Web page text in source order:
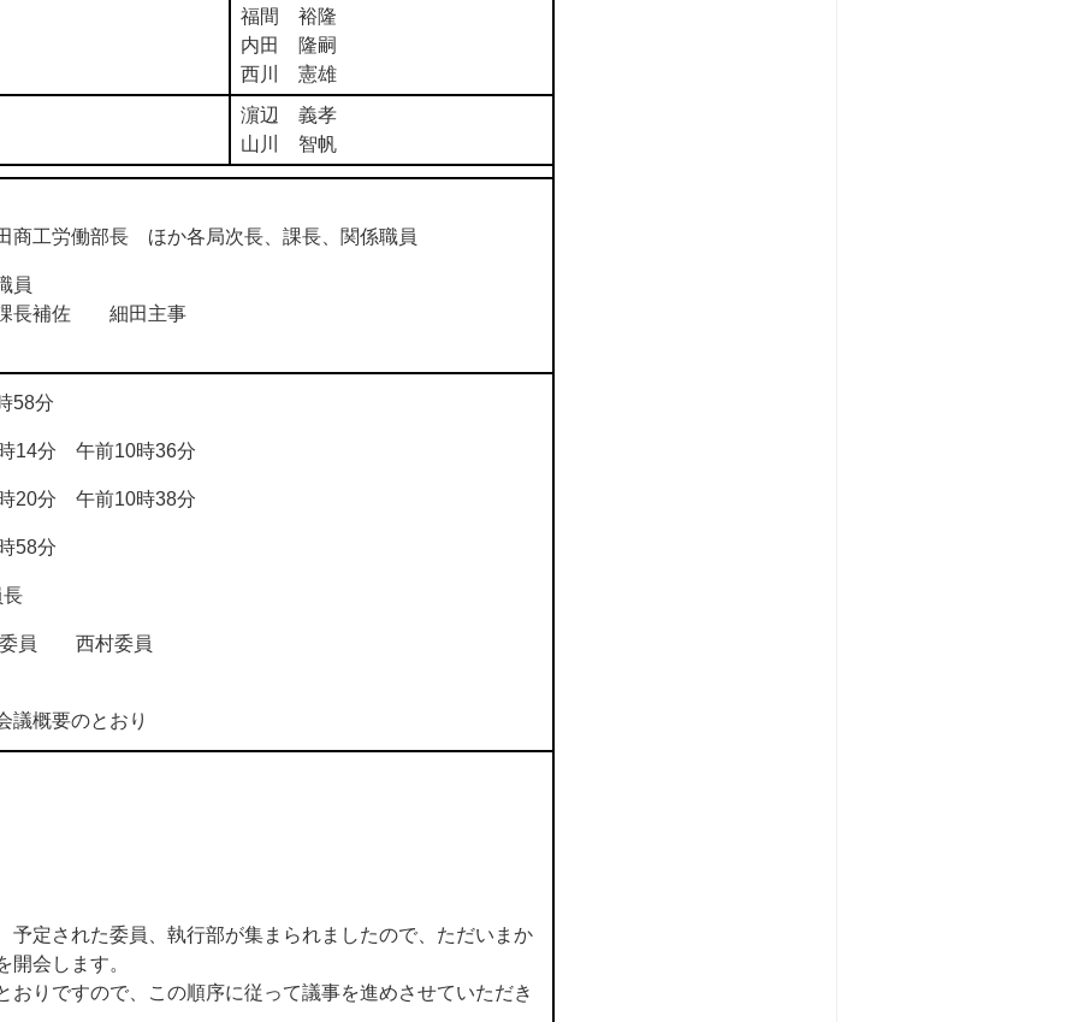
福間 裕隆
内田 隆嗣
西川 憲雄
濵辺 義孝
山川 智帆
工労働部長 ほか各局次長、課長、関係職員
員
補佐 細田主事
分
午前10時36分
午前10時38分
分
員 西村委員
概要のとおり
定された委員、執行部が集まられましたので、ただいまか
開会します。
りですので、この順序に従って議事を進めさせていただき